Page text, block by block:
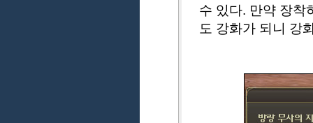
수 있다. 만약 장착
도 강화가 되니 강